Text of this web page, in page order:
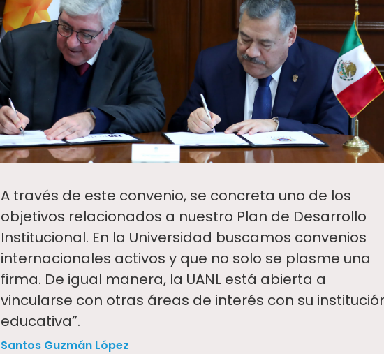
A través de este convenio, se concreta uno de los
objetivos relacionados a nuestro Plan de Desarrollo
Institucional. En la Universidad buscamos convenios
internacionales activos y que no solo se plasme una
firma. De igual manera, la UANL está abierta a
vincularse con otras áreas de interés con su
educativa”.
Santos Guzmán López